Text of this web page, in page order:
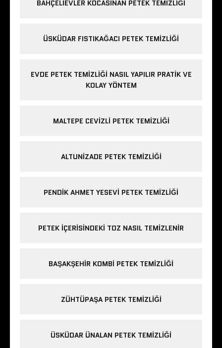
BAHÇELIEVLER KOCASINAN PETEK TEMIZLIĞI
ÜSKÜDAR FISTIKAĞACI PETEK TEMIZLIĞI
EVDE PETEK TEMIZLIĞI NASIL YAPILIR PRATIK VE
KOLAY YÖNTEM
MALTEPE CEVIZLI PETEK TEMIZLIĞI
ALTUNIZADE PETEK TEMIZLIĞI
PENDIK AHMET YESEVI PETEK TEMIZLIĞI
PETEK IÇERISINDEKI TOZ NASIL TEMIZLENIR
BAŞAKŞEHIR KOMBI PETEK TEMIZLIĞI
ZÜHTÜPAŞA PETEK TEMIZLIĞI
ÜSKÜDAR ÜNALAN PETEK TEMIZLIĞI